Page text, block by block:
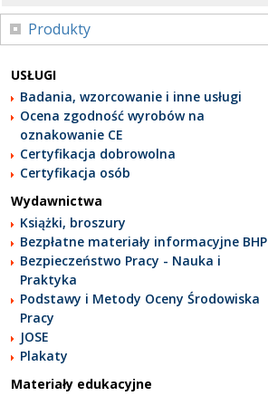
Produkty
USŁUGI
Badania, wzorcowanie i inne usługi
Ocena zgodność wyrobów na
oznakowanie CE
Certyfikacja dobrowolna
Certyfikacja osób
Wydawnictwa
Książki, broszury
Bezpłatne materiały informacyjne BHP
Bezpieczeństwo Pracy - Nauka i
Praktyka
Podstawy i Metody Oceny Środowiska
Pracy
JOSE
Plakaty
Materiały edukacyjne